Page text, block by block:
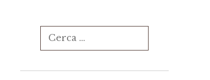
Ricerca
per: